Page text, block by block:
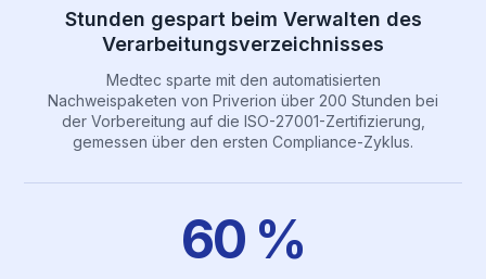
Stunden gespart beim Verwalten des
Verarbeitungsverzeichnisses
Medtec sparte mit den automatisierten
Nachweispaketen von Priverion über 200 Stunden bei
der Vorbereitung auf die ISO-27001-Zertifizierung,
gemessen über den ersten Compliance-Zyklus.
60 %